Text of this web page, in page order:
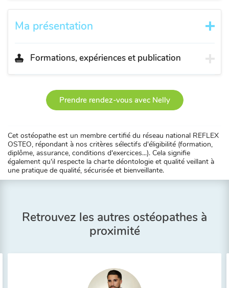
Ma présentation
Formations, expériences et publication
Prendre rendez-vous avec Nelly
Cet ostéopathe est un membre certifié du réseau national REFLEX
OSTEO, répondant à nos critères sélectifs d'éligibilité (formation,
diplôme, assurance, conditions d'exercices...). Cela signifie
également qu'il respecte la charte déontologie et qualité veillant à
une pratique de qualité, sécurisée et bienveillante.
Retrouvez les autres ostéopathes à
proximité